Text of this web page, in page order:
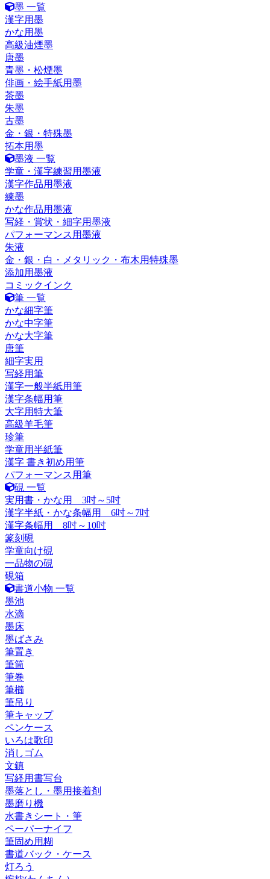
墨 一覧
漢字用墨
かな用墨
高級油煙墨
唐墨
青墨・松煙墨
俳画・絵手紙用墨
茶墨
朱墨
古墨
金・銀・特殊墨
拓本用墨
墨液 一覧
学童・漢字練習用墨液
漢字作品用墨液
練墨
かな作品用墨液
写経・賞状・細字用墨液
パフォーマンス用墨液
朱液
金・銀・白・メタリック・布木用特殊墨
添加用墨液
コミックインク
筆 一覧
かな細字筆
かな中字筆
かな大字筆
唐筆
細字実用
写経用筆
漢字一般半紙用筆
漢字条幅用筆
大字用特大筆
高級羊毛筆
珍筆
学童用半紙筆
漢字 書き初め用筆
パフォーマンス用筆
硯 一覧
実用書・かな用 3吋～5吋
漢字半紙・かな条幅用 6吋～7吋
漢字条幅用 8吋～10吋
篆刻硯
学童向け硯
一品物の硯
硯箱
書道小物 一覧
墨池
水滴
墨床
墨ばさみ
筆置き
筆筒
筆巻
筆櫛
筆吊り
筆キャップ
ペンケース
いろは歌印
消しゴム
文鎮
写経用書写台
墨落とし・墨用接着剤
墨磨り機
水書きシート・筆
ペーパーナイフ
筆固め用糊
書道バック・ケース
灯ろう